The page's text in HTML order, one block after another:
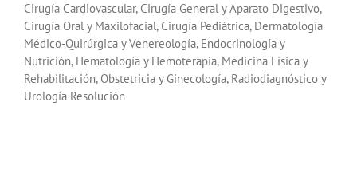
Cirugía Cardiovascular, Cirugía General y Aparato Digestivo,
Cirugía Oral y Maxilofacial, Cirugía Pediátrica, Dermatología
Médico-Quirúrgica y Venereología, Endocrinología y
Nutrición, Hematología y Hemoterapia, Medicina Física y
Rehabilitación, Obstetricia y Ginecología, Radiodiagnóstico y
Urología Resolución